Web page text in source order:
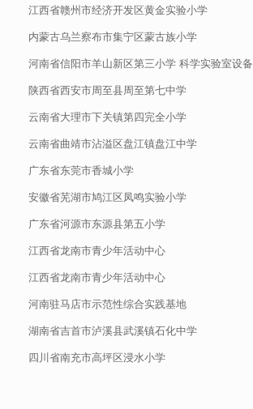
江西省赣州市经济开发区黄金实验小学
内蒙古乌兰察布市集宁区蒙古族小学
河南省信阳市羊山新区第三小学 科学实验室设备
陕西省西安市周至县周至第七中学
云南省大理市下关镇第四完全小学
云南省曲靖市沾溢区盘江镇盘江中学
广东省东莞市香城小学
安徽省芜湖市鸠江区凤鸣实验小学
广东省河源市东源县第五小学
江西省龙南市青少年活动中心
江西省龙南市青少年活动中心
河南驻马店市示范性综合实践基地
湖南省吉首市泸溪县武溪镇石化中学
四川省南充市高坪区浸水小学